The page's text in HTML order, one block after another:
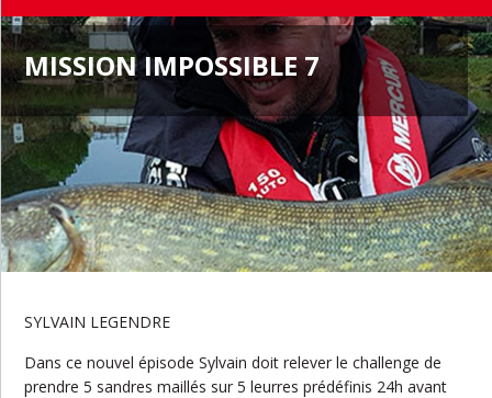
MISSION IMPOSSIBLE 7
SYLVAIN LEGENDRE
Dans ce nouvel épisode Sylvain doit relever le challenge de
prendre 5 sandres maillés sur 5 leurres prédéfinis 24h avant